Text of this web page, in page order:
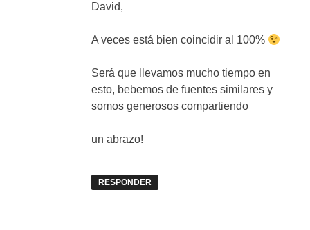
David,
A veces está bien coincidir al 100%
Será que llevamos mucho tiempo en
esto, bebemos de fuentes similares y
somos generosos compartiendo
un abrazo!
RESPONDER